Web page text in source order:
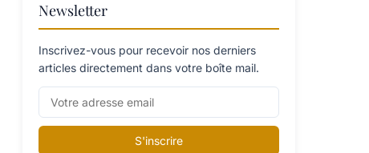
Newsletter
Inscrivez-vous pour recevoir nos derniers
articles directement dans votre boîte mail.
S'inscrire